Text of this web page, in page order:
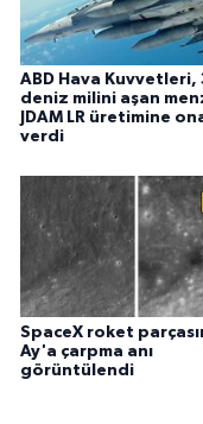
ABD Hava Kuvvetleri,
deniz milini aşan
JDAM LR üretimine
verdi
SpaceX roket
Ay'a çarpma anı
görüntülendi